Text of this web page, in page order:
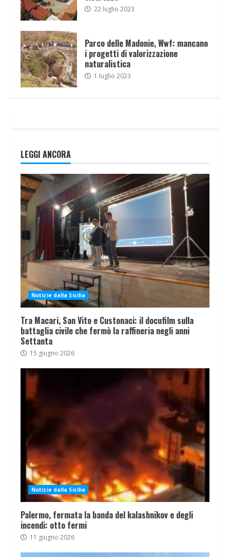
22 luglio 2023
Parco delle Madonie, Wwf: mancano
i progetti di valorizzazione
naturalistica
1 luglio 2023
LEGGI ANCORA
Notizie dalla Sicilia
Tra Macari, San Vito e Custonaci: il docufilm sulla
battaglia civile che fermò la raffineria negli anni
Settanta
15 giugno 2026
Notizie dalla Sicilia
Palermo, fermata la banda del kalashnikov e degli
incendi: otto fermi
11 giugno 2026